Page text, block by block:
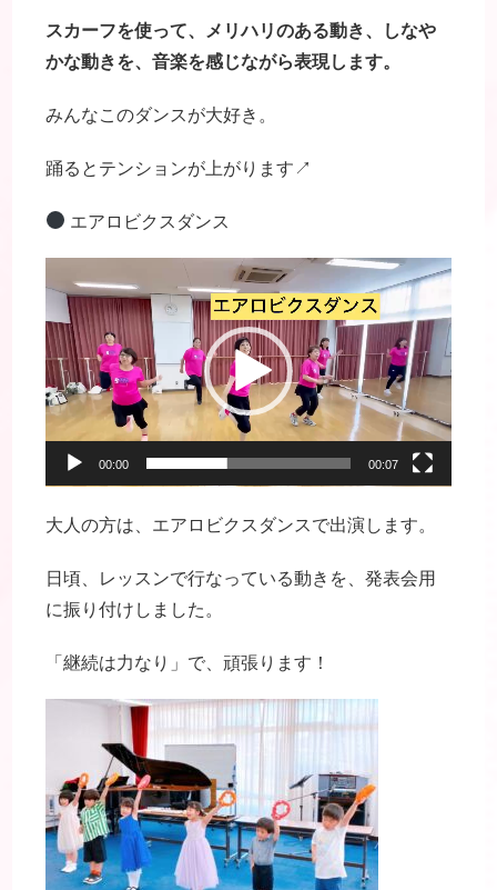
スカーフを使って、メリハリのある動き、しなや
かな動きを、音楽を感じながら表現します。
みんなこのダンスが大好き。
踊るとテンションが上がります↗
エアロビクスダンス
プ
レ
ー
ヤ
00:00 00:07
大人の方は、エアロビクスダンスで出演します。
日頃、レッスンで行なっている動きを、発表会用
に振り付けしました。
「継続は力なり」で、頑張ります！